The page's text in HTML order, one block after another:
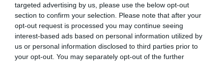
targeted advertising by us, please use the below opt-out
section to confirm your selection. Please note that after your
opt-out request is processed you may continue seeing
interest-based ads based on personal information utilized by
us or personal information disclosed to third parties prior to
your opt-out. You may separately opt-out of the further